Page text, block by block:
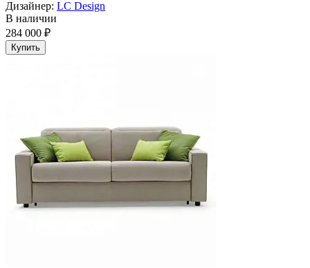
Дизайнер: LC Design
В наличии
284 000 ₽
Купить